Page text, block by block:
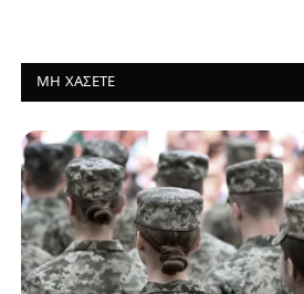
ΜΗ ΧΆΣΕΤΕ